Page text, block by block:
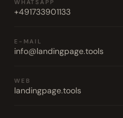
WHATSAPP
+491733901133
E-MAIL
info@landingpage.tools
WEB
landingpage.tools